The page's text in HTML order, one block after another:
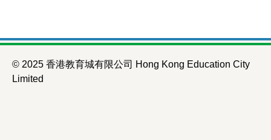
© 2025 香港教育城有限公司 Hong Kong Education City
Limited